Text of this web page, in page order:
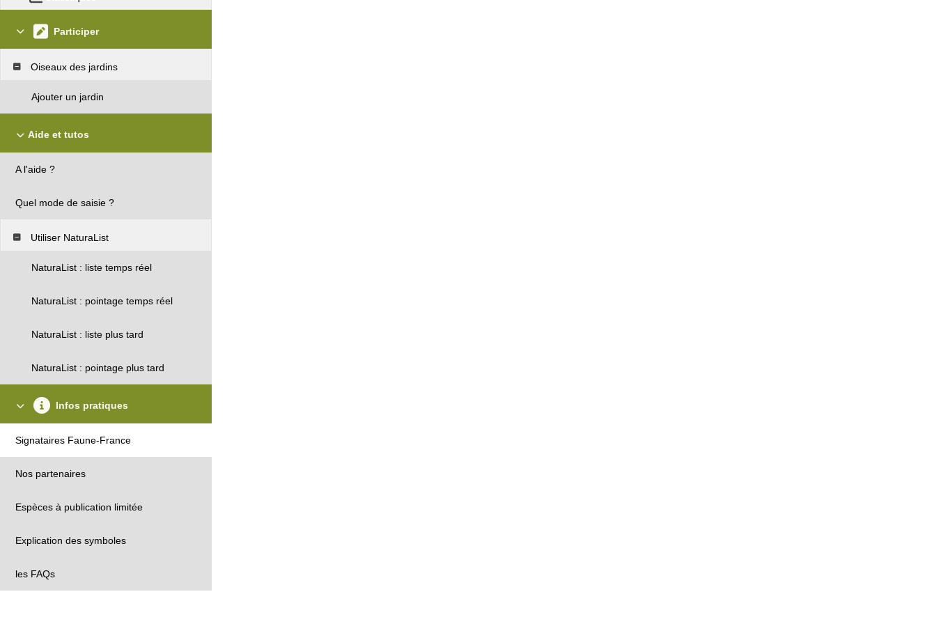
Participer
Oiseaux des jardins
Ajouter un jardin
Aide et tutos
A l'aide ?
Quel mode de saisie ?
Utiliser NaturaList
NaturaList : liste temps réel
NaturaList : pointage temps réel
NaturaList : liste plus tard
NaturaList : pointage plus tard
Infos pratiques
Signataires Faune-France
Nos partenaires
Espèces à publication limitée
Explication des symboles
les FAQs